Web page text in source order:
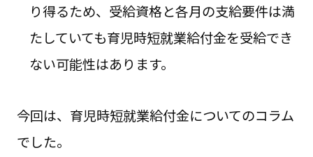
り得るため、受給資格と各月の支給要件は満
たしていても育児時短就業給付金を受給でき
ない可能性はあります。
今回は、育児時短就業給付金についてのコラム
でした。